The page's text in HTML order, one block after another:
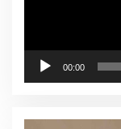
00:00